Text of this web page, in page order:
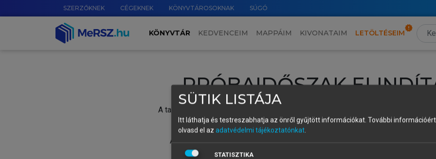
SZERZŐKNEK CÉGEKNEK KÖNYVTÁROSOKNAK SÚGÓ
KÖNYVTÁR KEDVENCEIM MAPPÁIM KIVONATAIM LETÖLTÉSEIM
PRÓBAIDŐSZAK
A tartalom megtekintéséhez lépj be a saját fiókoddal, iskolai azonosítóddal vagy
Új felhasználóként1 óra díjmentes hozzáférésrevagy
A próbaidőszak elindításához,
vagy hozz
A regisztráció után a
SÜTIK LISTÁJA
Itt láthatja és testreszabhatja az önről gyűjtött információkat. További
olvasd el az adatvédelmi tájékoztatónkat.
STATISZTIKA